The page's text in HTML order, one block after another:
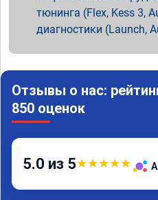
тюнинга (Flex, Kess 3,
диагностики (Launch,
Отзывы о нас:
850 оценок
5.0 из 5★★★★★